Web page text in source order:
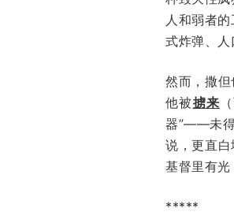
人和弱者
式炸弹、人
然而，撒但
他被掳来
器”——未得
说，更直
基督里有光
*****